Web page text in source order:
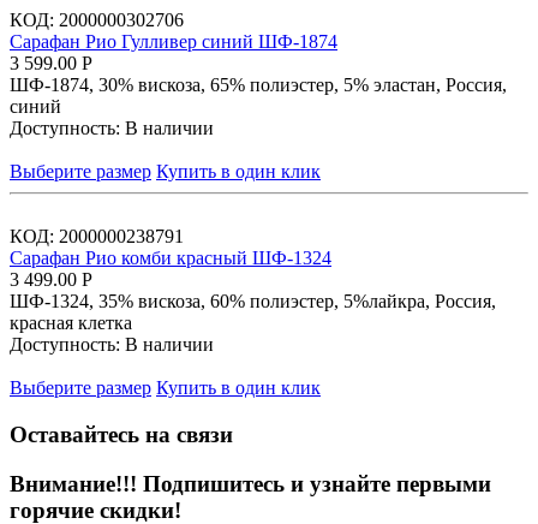
КОД: 2000000302706
Сарафан Рио Гулливер синий ШФ-1874
3 599.00 Р
ШФ-1874, 30% вискоза, 65% полиэстер, 5% эластан, Россия,
синий
Доступность: В наличии
Выберите размер Купить в один клик
КОД: 2000000238791
Сарафан Рио комби красный ШФ-1324
3 499.00 Р
ШФ-1324, 35% вискоза, 60% полиэстер, 5%лайкра, Россия,
красная клетка
Доступность: В наличии
Выберите размер Купить в один клик
Оставайтесь на связи
Внимание!!! Подпишитесь и узнайте первыми
горячие скидки!